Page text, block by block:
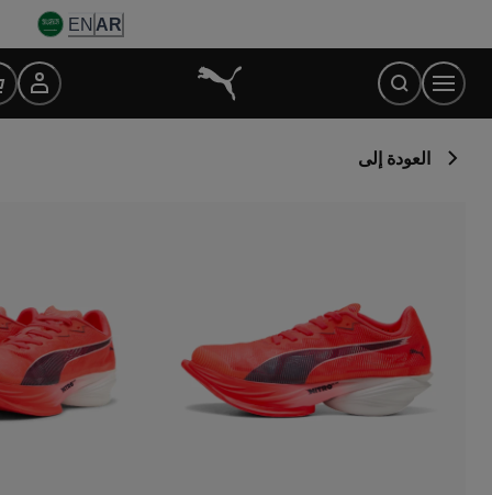
Content
AR
EN
العودة إلى